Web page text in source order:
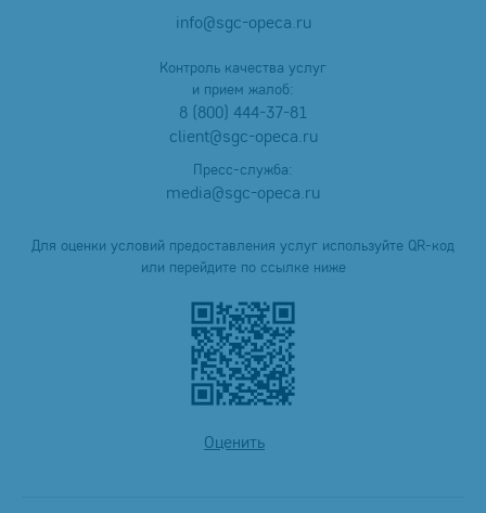
info@sgc-opeca.ru
Контроль качества услуг
и прием жалоб:
8 (800) 444-37-81
client@sgc-opeca.ru
Пресс-служба:
media@sgc-opeca.ru
Для оценки условий предоставления услуг используйте QR-код
или перейдите по ссылке ниже
Оценить